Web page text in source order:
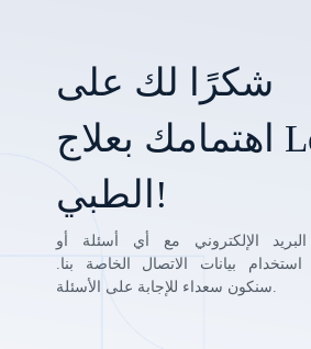
شكرًا لك على
اهتمامك بعلاج Lepu
الطبي!
الإلكتروني مع أي أسئلة أو
بيانات الاتصال الخاصة بنا.
سنكون سعداء للإجابة على الأسئلة.